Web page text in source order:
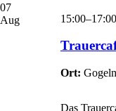
07
Aug
Ort:
Das